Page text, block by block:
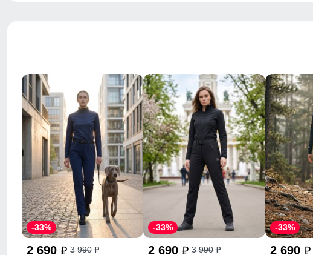
2 690 p 3 990p
-33%
2 690 p 3 990p
-33%
2 690 p
-33%